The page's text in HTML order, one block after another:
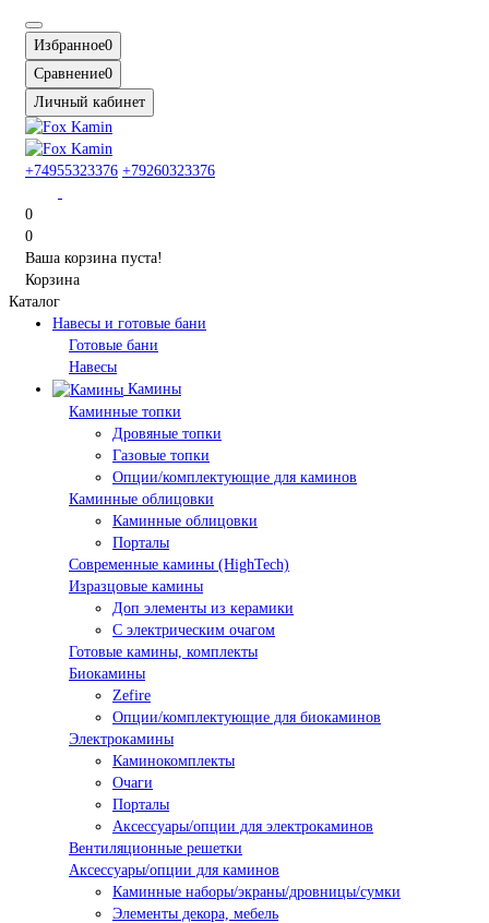
Избранное0
Сравнение0
Личный кабинет
+74955323376 +79260323376
0
0
Ваша корзина пуста!
Корзина
Каталог
Навесы и готовые бани
Готовые бани
Навесы
Камины
Каминные топки
Дровяные топки
Газовые топки
Опции/комплектующие для каминов
Каминные облицовки
Каминные облицовки
Порталы
Современные камины (HighTech)
Изразцовые камины
Доп элементы из керамики
С электрическим очагом
Готовые камины, комплекты
Биокамины
Zefire
Опции/комплектующие для биокаминов
Электрокамины
Каминокомплекты
Очаги
Порталы
Аксессуары/опции для электрокаминов
Вентиляционные решетки
Аксессуары/опции для каминов
Каминные наборы/экраны/дровницы/сумки
Элементы декора, мебель